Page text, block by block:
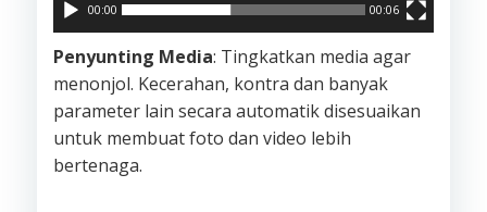
00:00 00:06
Penyunting Media: Tingkatkan media agar
menonjol. Kecerahan, kontra dan banyak
parameter lain secara automatik disesuaikan
untuk membuat foto dan video lebih
bertenaga.